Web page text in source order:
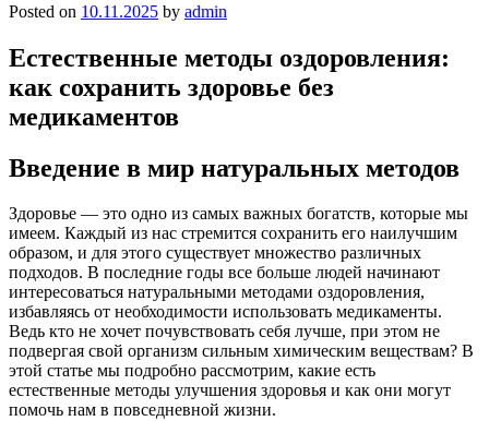
Posted on 10.11.2025 by admin
Естественные методы оздоровления:
как сохранить здоровье без
медикаментов
Введение в мир натуральных методов
Здоровье — это одно из самых важных богатств, которые мы
имеем. Каждый из нас стремится сохранить его наилучшим
образом, и для этого существует множество различных
подходов. В последние годы все больше людей начинают
интересоваться натуральными методами оздоровления,
избавляясь от необходимости использовать медикаменты.
Ведь кто не хочет почувствовать себя лучше, при этом не
подвергая свой организм сильным химическим веществам? В
этой статье мы подробно рассмотрим, какие есть
естественные методы улучшения здоровья и как они могут
помочь нам в повседневной жизни.